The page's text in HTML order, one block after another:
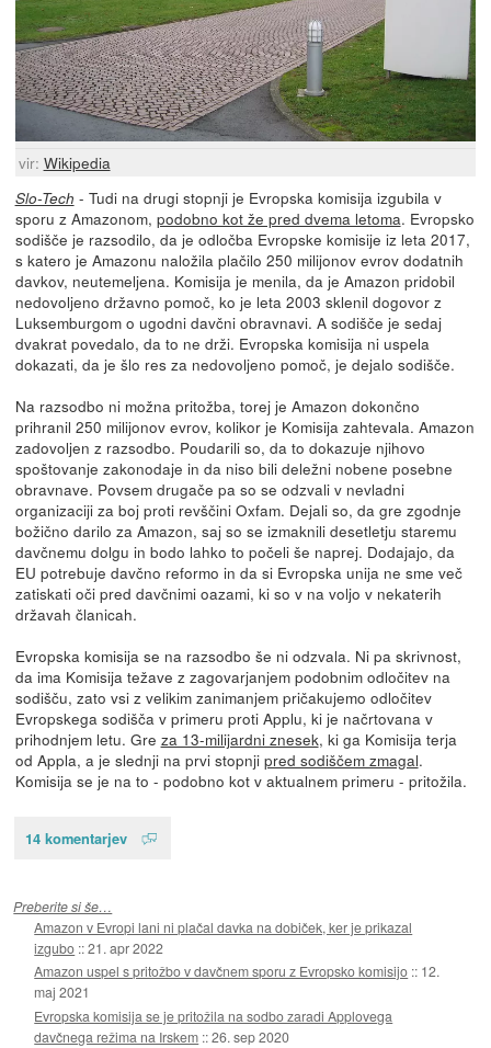
vir: Wikipedia
Slo-Tech - Tudi na drugi stopnji je Evropska komisija izgubila v
sporu z Amazonom, podobno kot že pred dvema letoma. Evropsko
sodišče je razsodilo, da je odločba Evropske komisije iz leta 2017,
s katero je Amazonu naložila plačilo 250 milijonov evrov dodatnih
davkov, neutemeljena. Komisija je menila, da je Amazon pridobil
nedovoljeno državno pomoč, ko je leta 2003 sklenil dogovor z
Luksemburgom o ugodni davčni obravnavi. A sodišče je sedaj
dvakrat povedalo, da to ne drži. Evropska komisija ni uspela
dokazati, da je šlo res za nedovoljeno pomoč, je dejalo sodišče.
Na razsodbo ni možna pritožba, torej je Amazon dokončno
prihranil 250 milijonov evrov, kolikor je Komisija zahtevala. Amazon
zadovoljen z razsodbo. Poudarili so, da to dokazuje njihovo
spoštovanje zakonodaje in da niso bili deležni nobene posebne
obravnave. Povsem drugače pa so se odzvali v nevladni
organizaciji za boj proti revščini Oxfam. Dejali so, da gre zgodnje
božično darilo za Amazon, saj so se izmaknili desetletju staremu
davčnemu dolgu in bodo lahko to počeli še naprej. Dodajajo, da
EU potrebuje davčno reformo in da si Evropska unija ne sme več
zatiskati oči pred davčnimi oazami, ki so v na voljo v nekaterih
državah članicah.
Evropska komisija se na razsodbo še ni odzvala. Ni pa skrivnost,
da ima Komisija težave z zagovarjanjem podobnim odločitev na
sodišču, zato vsi z velikim zanimanjem pričakujemo odločitev
Evropskega sodišča v primeru proti Applu, ki je načrtovana v
prihodnjem letu. Gre za 13-milijardni znesek, ki ga Komisija terja
od Appla, a je slednji na prvi stopnji pred sodiščem zmagal.
Komisija se je na to - podobno kot v aktualnem primeru - pritožila.
14 komentarjev
Preberite si še…
Amazon v Evropi lani ni plačal davka na dobiček, ker je prikazal
izgubo ::21. apr 2022
Amazon uspel s pritožbo v davčnem sporu z Evropsko komisijo :: 12.
maj 2021
Evropska komisija se je pritožila na sodbo zaradi Applovega
davčnega režima na Irskem ::26. sep 2020